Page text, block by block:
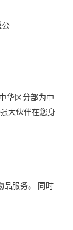
华区分部为中
大伙伴在您身
品服务。 同时